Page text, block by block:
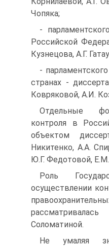
Чопяка;
-
Российской
Кузнецова, А.Г.
-
странах -
Ковряковой, А.И.
Отдельные
контроля в
объектом
Никитенко, А.А.
Ю.Г. Федотовой,
Роль
осуществлении
Соломатиной.
Не умаляя